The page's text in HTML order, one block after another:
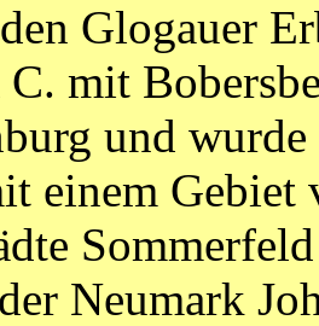
Glogauer
mit
und
einem
Neumark